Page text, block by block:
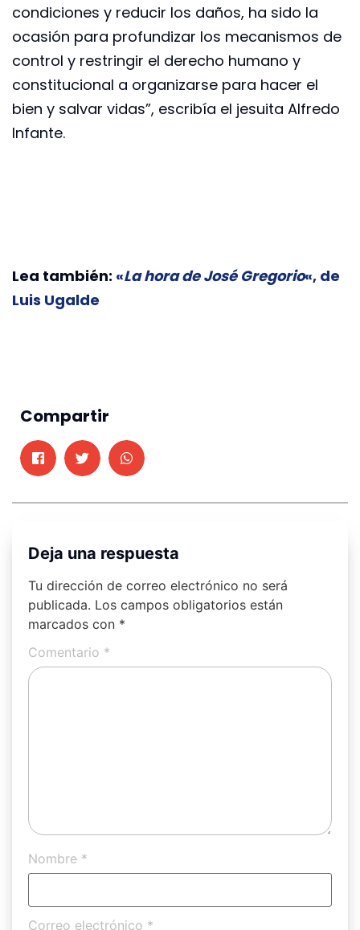
condiciones y reducir los daños, ha sido la
ocasión para profundizar los mecanismos de
control y restringir el derecho humano y
constitucional a organizarse para hacer el
bien y salvar vidas”, escribía el jesuita Alfredo
Infante.
Lea también: «La hora de José Gregorio«, de
Luis Ugalde
Compartir
Deja una respuesta
Tu dirección de correo electrónico no será
publicada. Los campos obligatorios están
marcados con *
Comentario *
Nombre *
Correo electrónico *